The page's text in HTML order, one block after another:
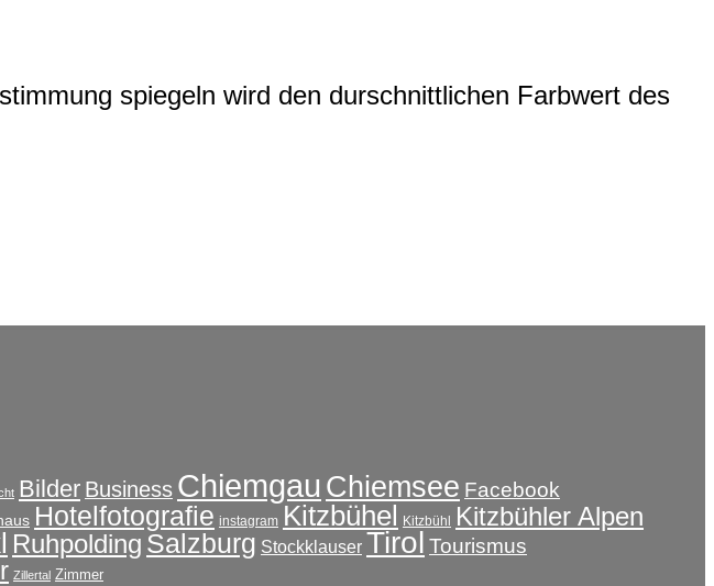
spiegeln wird den durschnittlichen Farbwert des
Bilder Business Chiemgau Chiemsee Facebook
Hotelfotografie instagram Kitzbühel Kitzbühl Kitzbühler Alpen
Ruhpolding Salzburg Stockklauser Tirol Tourismus
Zillertal Zimmer